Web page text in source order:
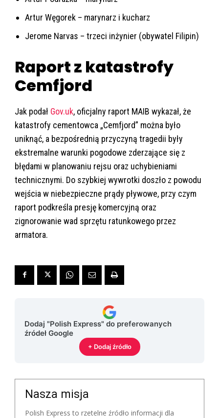
Artur Węgorek – marynarz i kucharz
Jerome Narvas – trzeci inżynier (obywatel Filipin)
Raport z katastrofy
Cemfjord
Jak podał Gov.uk, oficjalny raport MAIB wykazał, że
katastrofy cementowca „Cemfjord” można było
uniknąć, a bezpośrednią przyczyną tragedii były
ekstremalne warunki pogodowe zderzające się z
błędami w planowaniu rejsu oraz uchybieniami
technicznymi. Do szybkiej wywrotki doszło z powodu
wejścia w niebezpieczne prądy pływowe, przy czym
raport podkreśla presję komercyjną oraz
zignorowanie wad sprzętu ratunkowego przez
armatora.
Dodaj "Polish Express" do preferowanych
źródeł Google
+ Dodaj źródło
Nasza misja
Polish Express to rzetelne źródło informacji dla